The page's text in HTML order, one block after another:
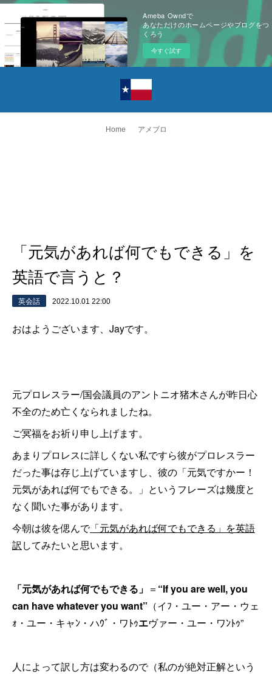
Ameba Owndで
あなただけのホームページやブログをつ
くろう
今すぐ試す
Home アメブロ
「元気があれば何でもできる」を
英語で言うと？
英会話 2022.10.01 22:00
おはようございます、Jayです。
元プロレスラー/国会議員のアントニオ猪木さんが昨日心
不全のため亡くなられましたね。
ご冥福をお祈り申し上げます。
あまりプロレスに詳しくない私ですら彼がプロレスラー
だった事は存じ上げていますし、彼の「元気ですかー！
元気があれば何でもできる。」というフレーズは幾度と
なく聞いた事があります。
今朝は彼を偲んで「元気があれば何でもできる」を英語
訳 してみたいと思います。
「元気があれば何でもできる」 ＝ “If you are well, you
can have whatever you want” （イﾌ・ユー・アー・ウェ
ｫ・ユー・キャﾝ・ハｳﾞ・ワﾄｩエヴァー・ユー・ワﾝﾄｩ”
人によって訳し方は変わるので（私のが絶対正解という